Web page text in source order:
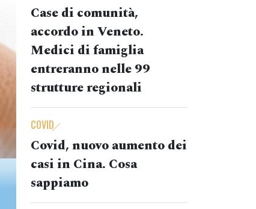
Case di comunità,
accordo in Veneto.
Medici di famiglia
entreranno nelle 99
strutture regionali
COVID
Covid, nuovo aumento dei
casi in Cina. Cosa
sappiamo